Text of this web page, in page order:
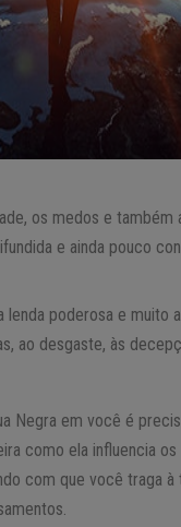
os medos e
e ainda pouco
poderosa e muito
ao desgaste, às
Negra em você é
como ela influencia
com que você traga